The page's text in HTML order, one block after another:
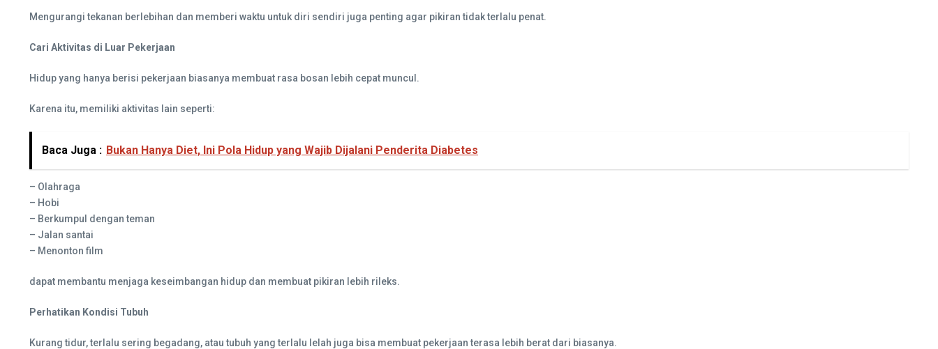
Mengurangi tekanan berlebihan dan memberi waktu untuk diri sendiri juga penting agar pikiran tidak terlalu penat.
Cari Aktivitas di Luar Pekerjaan
Hidup yang hanya berisi pekerjaan biasanya membuat rasa bosan lebih cepat muncul.
Karena itu, memiliki aktivitas lain seperti:
Baca Juga : Bukan Hanya Diet, Ini Pola Hidup yang Wajib Dijalani Penderita Diabetes
– Olahraga
– Hobi
– Berkumpul dengan teman
– Jalan santai
– Menonton film
dapat membantu menjaga keseimbangan hidup dan membuat pikiran lebih rileks.
Perhatikan Kondisi Tubuh
Kurang tidur, terlalu sering begadang, atau tubuh yang terlalu lelah juga bisa membuat pekerjaan terasa lebih berat dari biasanya.